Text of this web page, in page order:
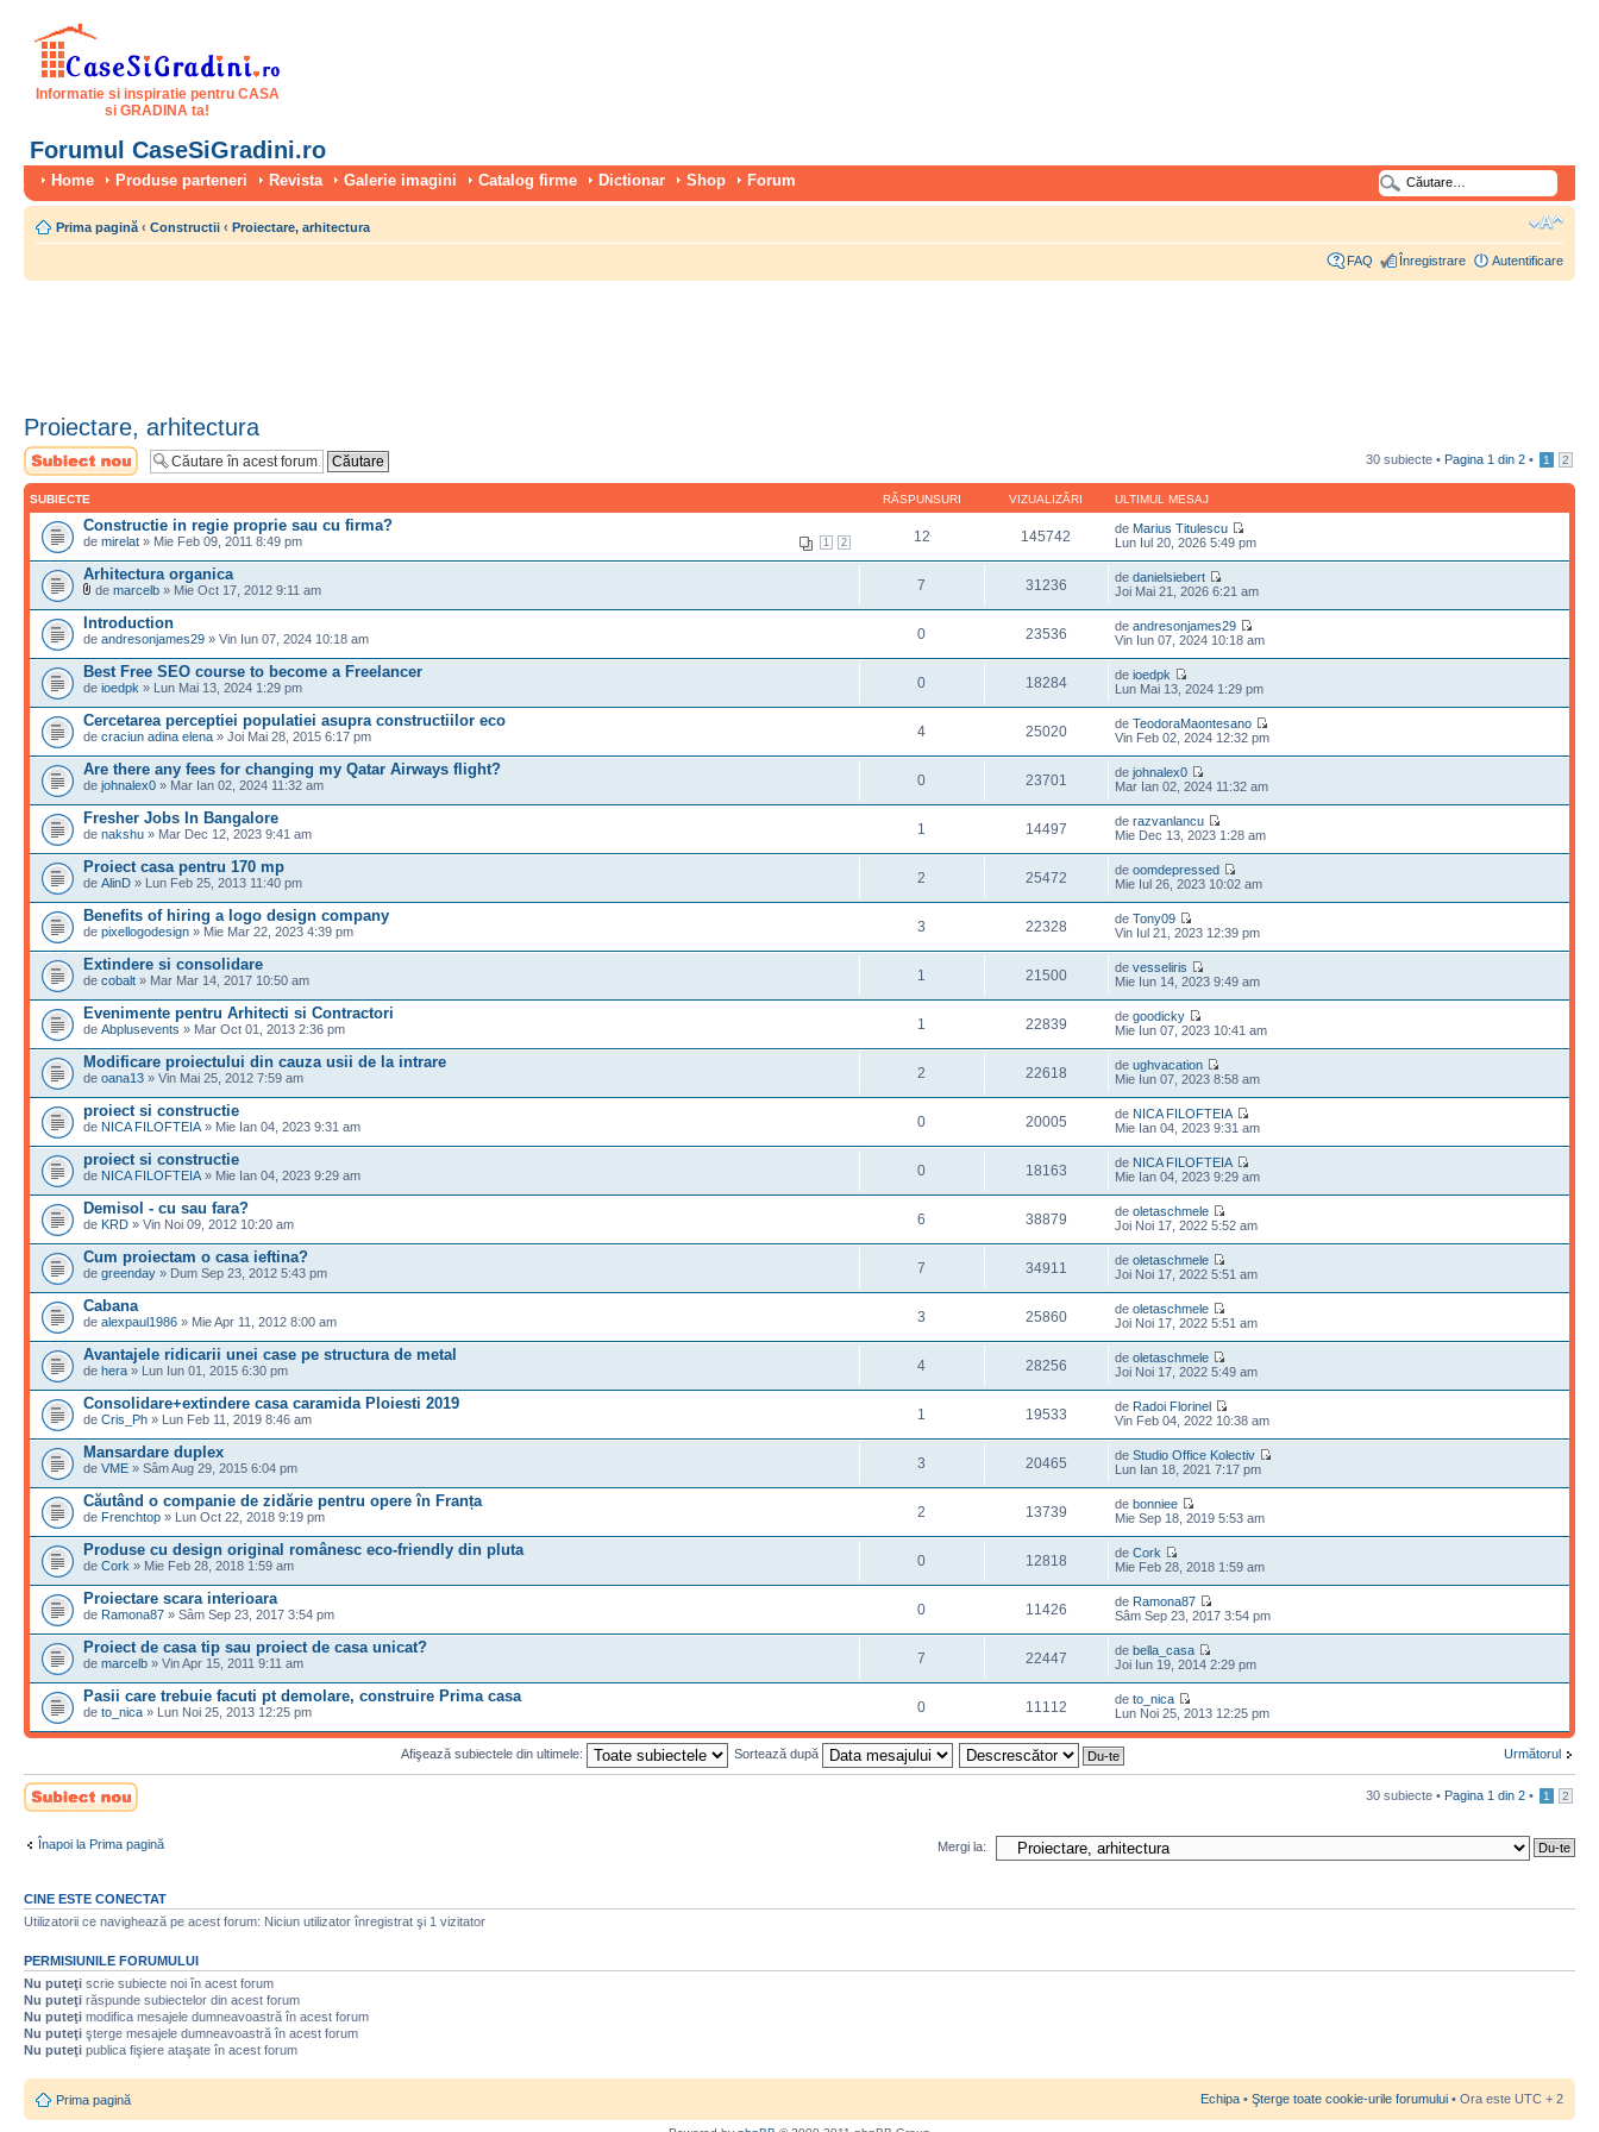
Informatie si inspiratie pentru CASA
si GRADINA ta!
Forumul CaseSiGradini.ro
Home Produse parteneri Revista Galerie imagini Catalog firme Dictionar Shop Forum
Prima pagină ‹ Constructii ‹ Proiectare, arhitectura
FAQ Înregistrare Autentificare
Proiectare, arhitectura
Scrie un subiect
nou
30 subiecte • Pagina 1 din 2 • 1 2
SUBIECTE RĂSPUNSURI VIZUALIZĂRI ULTIMUL MESAJ
Constructie in regie proprie sau cu firma?
1 2
de mirelat » Mie Feb 09, 2011 8:49 pm 12 145742 de Marius Titulescu
Lun Iul 20, 2026 5:49 pm
Arhitectura organica
de marcelb » Mie Oct 17, 2012 9:11 am 7 31236 dedanielsiebert
Joi Mai 21, 2026 6:21 am
Introduction
de andresonjames29 » Vin Iun 07, 2024 10:18 am 0 23536 deandresonjames29
Vin Iun 07, 2024 10:18 am
Best Free SEO course to become a Freelancer
de ioedpk » Lun Mai 13, 2024 1:29 pm 0 18284 deioedpk
Lun Mai 13, 2024 1:29 pm
Cercetarea perceptiei populatiei asupra constructiilor eco
de craciun adina elena » Joi Mai 28, 2015 6:17 pm 4 25020 deTeodoraMaontesano
Vin Feb 02, 2024 12:32 pm
Are there any fees for changing my Qatar Airways flight?
de johnalex0 » Mar Ian 02, 2024 11:32 am 0 23701 dejohnalex0
Mar Ian 02, 2024 11:32 am
Fresher Jobs In Bangalore
de nakshu » Mar Dec 12, 2023 9:41 am 1 14497 derazvanlancu
Mie Dec 13, 2023 1:28 am
Proiect casa pentru 170 mp
de AlinD » Lun Feb 25, 2013 11:40 pm 2 25472 deoomdepressed
Mie Iul 26, 2023 10:02 am
Benefits of hiring a logo design company
de pixellogodesign » Mie Mar 22, 2023 4:39 pm 3 22328 deTony09
Vin Iul 21, 2023 12:39 pm
Extindere si consolidare
de cobalt » Mar Mar 14, 2017 10:50 am 1 21500 devesseliris
Mie Iun 14, 2023 9:49 am
Evenimente pentru Arhitecti si Contractori
de Abplusevents » Mar Oct 01, 2013 2:36 pm 1 22839 degoodicky
Mie Iun 07, 2023 10:41 am
Modificare proiectului din cauza usii de la intrare
de oana13 » Vin Mai 25, 2012 7:59 am 2 22618 deughvacation
Mie Iun 07, 2023 8:58 am
proiect si constructie
de NICA FILOFTEIA » Mie Ian 04, 2023 9:31 am 0 20005 de NICA FILOFTEIA
Mie Ian 04, 2023 9:31 am
proiect si constructie
de NICA FILOFTEIA » Mie Ian 04, 2023 9:29 am 0 18163 de NICA FILOFTEIA
Mie Ian 04, 2023 9:29 am
Demisol - cu sau fara?
de KRD » Vin Noi 09, 2012 10:20 am 6 38879 deoletaschmele
Joi Noi 17, 2022 5:52 am
Cum proiectam o casa ieftina?
de greenday » Dum Sep 23, 2012 5:43 pm 7 34911 deoletaschmele
Joi Noi 17, 2022 5:51 am
Cabana
de alexpaul1986 » Mie Apr 11, 2012 8:00 am 3 25860 deoletaschmele
Joi Noi 17, 2022 5:51 am
Avantajele ridicarii unei case pe structura de metal
de hera » Lun Iun 01, 2015 6:30 pm 4 28256 deoletaschmele
Joi Noi 17, 2022 5:49 am
Consolidare+extindere casa caramida Ploiesti 2019
de Cris_Ph » Lun Feb 11, 2019 8:46 am 1 19533 de Radoi Florinel
Vin Feb 04, 2022 10:38 am
Mansardare duplex
de VME » Sâm Aug 29, 2015 6:04 pm 3 20465 deStudio Office Kolectiv
Lun Ian 18, 2021 7:17 pm
Căutând o companie de zidărie pentru opere în Franța
de Frenchtop » Lun Oct 22, 2018 9:19 pm 2 13739 debonniee
Mie Sep 18, 2019 5:53 am
Produse cu design original românesc eco-friendly din pluta
de Cork » Mie Feb 28, 2018 1:59 am 0 12818 deCork
Mie Feb 28, 2018 1:59 am
Proiectare scara interioara
de Ramona87 » Sâm Sep 23, 2017 3:54 pm 0 11426 de Ramona87
Sâm Sep 23, 2017 3:54 pm
Proiect de casa tip sau proiect de casa unicat?
de marcelb » Vin Apr 15, 2011 9:11 am 7 22447 debella_casa
Joi Iun 19, 2014 2:29 pm
Pasii care trebuie facuti pt demolare, construire Prima casa
de to_nica » Lun Noi 25, 2013 12:25 pm 0 11112 deto_nica
Lun Noi 25, 2013 12:25 pm
Următorul
Afişează subiectele din ultimele: Sortează după
Scrie un subiect
nou
30 subiecte • Pagina 1 din 2 • 1 2
Înapoi la Prima pagină Mergi la:
CINE ESTE CONECTAT
Utilizatorii ce navighează pe acest forum: Niciun utilizator înregistrat şi 1 vizitator
PERMISIUNILE FORUMULUI
Nu puteţi scrie subiecte noi în acest forum
Nu puteţi răspunde subiectelor din acest forum
Nu puteţi modifica mesajele dumneavoastră în acest forum
Nu puteţi şterge mesajele dumneavoastră în acest forum
Nu puteţi publica fişiere ataşate în acest forum
Prima pagină Echipa • Şterge toate cookie-urile forumului • Ora este UTC + 2